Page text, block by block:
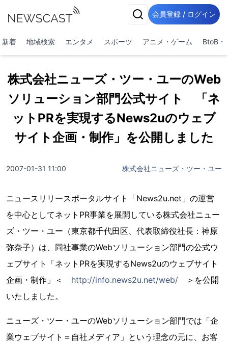
会員登録 / ログイン
新着 地域検索 エンタメ スポーツ アニメ・ゲーム BtoB・
株式会社ニューズ・ツー・ユーのWeb
ソリューション部門公式サイト 「ネ
ットPRを実現するNews2uのウェブ
サイト企画・制作」を公開しました
2007-01-31 11:00 株式会社ニューズ・ツー・ユー
ニュースリリースポータルサイト「News2u.net」の運営
を中心としてネットPR事業を展開している株式会社ニュー
ズ・ツー・ユー（東京都千代田区、代表取締役社長：神原
弥奈子）は、同社事業のWebソリューション部門の公式ウ
ェブサイト「ネットPRを実現するNews2uのウェブサイト
企画・制作」＜ http://info.news2u.net/web/ ＞を公開
いたしました。
ニューズ・ツー・ユーのWebソリューション部門では「企
業ウェブサイト＝自社メディア」という理念の元に、お客